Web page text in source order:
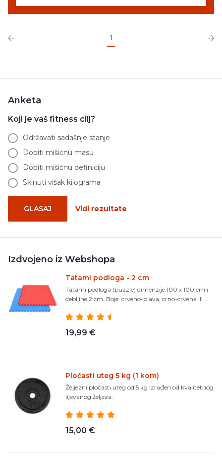
1
Anketa
Koji je vaš fitness cilj?
Održavati sadašnje stanje
Dobiti mišićnu masu
Dobiti mišićnu definiciju
Skinuti višak kilograma
GLASAJ Vidi rezultate
Izdvojeno iz Webshopa
Tatami podloga - 2 cm
Tatami podloga (puzzle) dimenzije 100 x 100 cm i
debljine 2 cm. Boje: crveno-plava, crno-crvena ili ...
19,99 €
Pločasti uteg 5 kg (1 kom)
Željezni pločasti uteg od 5 kg izrađen od kvalitetnog
lijevanog željeza.
15,00 €